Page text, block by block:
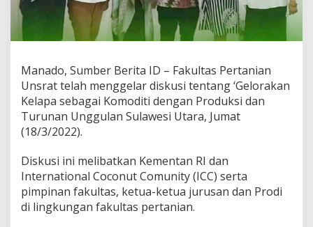
r
a
t
l
a
r
D
i
u
s
i
G
e
Manado, Sumber Berita ID – Fakultas Pertanian
Unsrat telah menggelar diskusi tentang ‘Gelorakan
Kelapa sebagai Komoditi dengan Produksi dan
Turunan Unggulan Sulawesi Utara, Jumat
(18/3/2022).
Diskusi ini melibatkan Kementan RI dan
International Coconut Comunity (ICC) serta
pimpinan fakultas, ketua-ketua jurusan dan Prodi
di lingkungan fakultas pertanian.